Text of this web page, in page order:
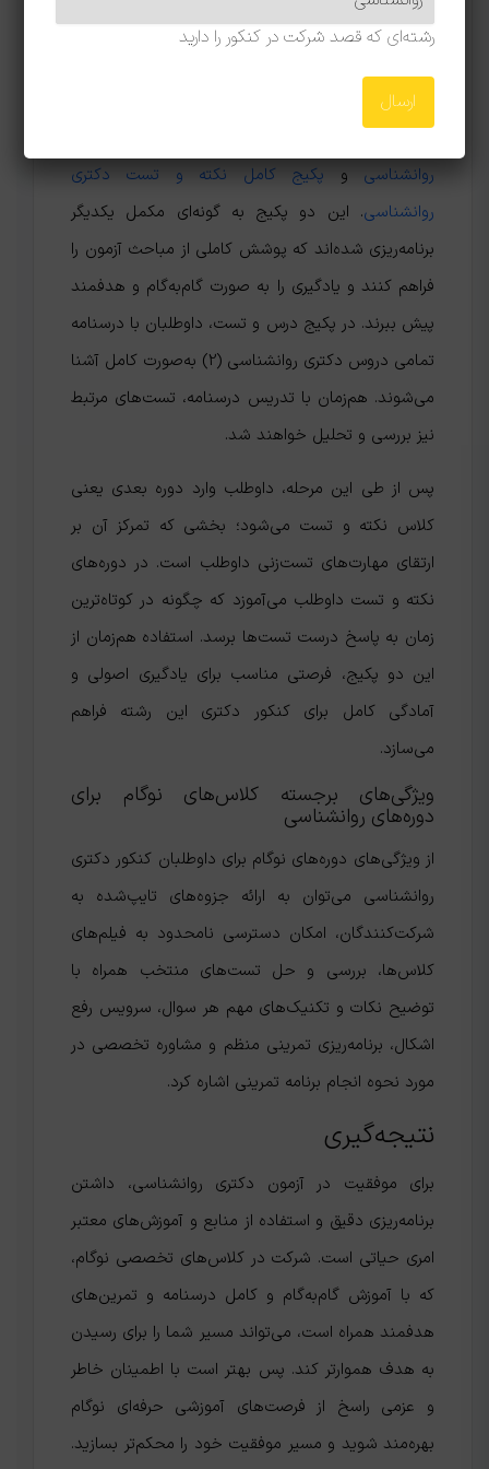
آزمون دکتری
روانشناسی، دو پکیج آموزشی جامع و مکمل طراحی
روانشناسی و پکیج کامل نکته و تست دکتری
روانشناسی. این دو پکیج به گونه‌ای مکمل یکدیگر
برنامه‌ریزی شده‌اند که پوشش کاملی از مباحث آزمون را
فراهم کنند و یادگیری را به صورت گام‌به‌گام و هدفمند
پیش ببرند. در پکیج درس و تست، داوطلبان با درسنامه
تمامی دروس دکتری روانشناسی (2) به‌صورت کامل آشنا
می‌شوند. هم‌زمان با تدریس درسنامه، تست‌های مرتبط
نیز بررسی و تحلیل خواهند شد.
پس از طی این مرحله، داوطلب وارد دوره بعدی یعنی
کلاس نکته و تست می‌شود؛ بخشی که تمرکز آن بر
ارتقای مهارت‌های تست‌زنی داوطلب است. در دوره‌های
نکته و تست داوطلب می‌آموزد که چگونه در کوتاه‌ترین
زمان به پاسخ درست تست‌ها برسد. استفاده هم‌زمان از
این دو پکیج، فرصتی مناسب برای یادگیری اصولی و
آمادگی کامل برای کنکور دکتری این رشته فراهم
می‌سازد.
ویژگی‌های برجسته کلاس‌های نوگام برای
دوره‌های روانشناسی
از ویژگی‌های دوره‌های نوگام برای داوطلبان کنکور دکتری
روانشناسی می‌توان به ارائه جزوه‌های تایپ‌شده به
شرکت‌کنندگان، امکان دسترسی نامحدود به فیلم‌های
کلاس‌ها، بررسی و حل تست‌های منتخب همراه با
توضیح نکات و تکنیک‌های مهم هر سوال، سرویس رفع
اشکال، برنامه‌ریزی تمرینی منظم و مشاوره تخصصی در
مورد نحوه انجام برنامه تمرینی اشاره کرد.
نتیجه‌گیری
برای موفقیت در آزمون دکتری روانشناسی، داشتن
برنامه‌ریزی دقیق و استفاده از منابع و آموزش‌های معتبر
امری حیاتی است. شرکت در کلاس‌های تخصصی نوگام،
که با آموزش گام‌به‌گام و کامل درسنامه و تمرین‌های
هدفمند همراه است، می‌تواند مسیر شما را برای رسیدن
به هدف هموارتر کند. پس بهتر است با اطمینان خاطر
و عزمی راسخ از فرصت‌های آموزشی حرفه‌ای نوگام
بهره‌مند شوید و مسیر موفقیت خود را محکم‌تر بسازید.
رشته‌ای که قصد شرکت در کنکور را دارید